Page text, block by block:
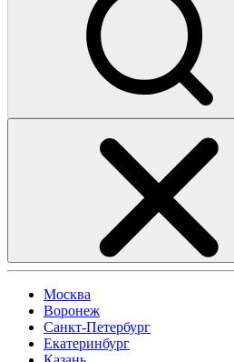
Москва
Воронеж
Санкт-Петербург
Екатеринбург